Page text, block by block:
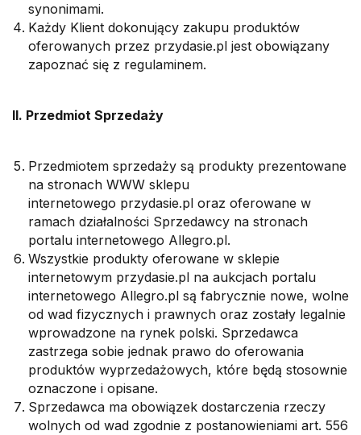
synonimami.
Każdy Klient dokonujący zakupu produktów
oferowanych przez przydasie.pl jest obowiązany
zapoznać się z regulaminem.
II. Przedmiot Sprzedaży
Przedmiotem sprzedaży są produkty prezentowane
na stronach WWW sklepu
internetowego przydasie.pl oraz oferowane w
ramach działalności Sprzedawcy na stronach
portalu internetowego Allegro.pl.
Wszystkie produkty oferowane w sklepie
internetowym przydasie.pl na aukcjach portalu
internetowego Allegro.pl są fabrycznie nowe, wolne
od wad fizycznych i prawnych oraz zostały legalnie
wprowadzone na rynek polski. Sprzedawca
zastrzega sobie jednak prawo do oferowania
produktów wyprzedażowych, które będą stosownie
oznaczone i opisane.
Sprzedawca ma obowiązek dostarczenia rzeczy
wolnych od wad zgodnie z postanowieniami art. 556